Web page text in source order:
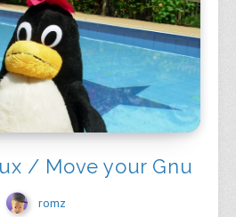
/ Move your Gnu
romz